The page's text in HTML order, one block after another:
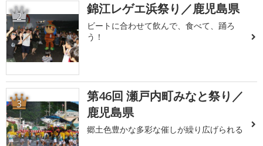
2 錦江レゲエ浜祭り／鹿児島県
ビートに合わせて飲んで、食べて、踊ろ
う！
3
第46回 瀬戸内町みなと祭り／
鹿児島県
郷土色豊かな多彩な催しが繰り広げられる